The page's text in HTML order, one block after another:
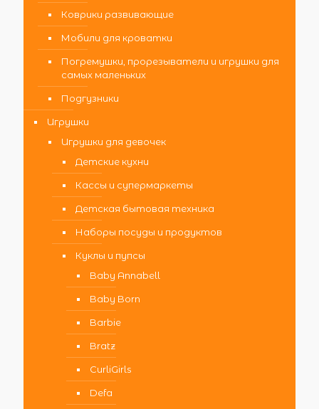
Коврики развивающие
Мобили для кроватки
Погремушки, прорезыватели и игрушки для
самых маленьких
Подгузники
Игрушки
Игрушки для девочек
Детские кухни
Кассы и супермаркеты
Детская бытовая техника
Наборы посуды и продуктов
Куклы и пупсы
Baby Annabell
Baby Born
Barbie
Bratz
CurliGirls
Defa